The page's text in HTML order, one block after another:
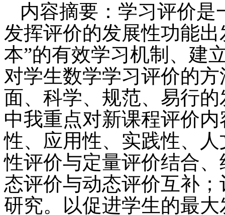
内容摘要：学习评价
发挥评价的发展性功能
本”的有效学习机制、建
对学生数学学习评价的
面、科学、规范、易行
中我重点对新课程评价
性、应用性、实践性、
性评价与定量评价结合
态评价与动态评价互补
研究。以促进学生的最